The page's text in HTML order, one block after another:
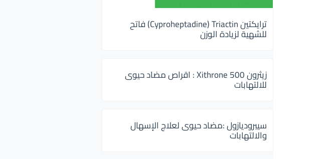
ترايكتين Cyproheptadine) Triactin) فاتح
للشهية لزيادة الوزن
زيثرون 500 Xithrone : اقراص مضاد حيوى
للالتهابات
سيبروديازول :مضاد حيوى لعلاج الإسهال
والالتهابات